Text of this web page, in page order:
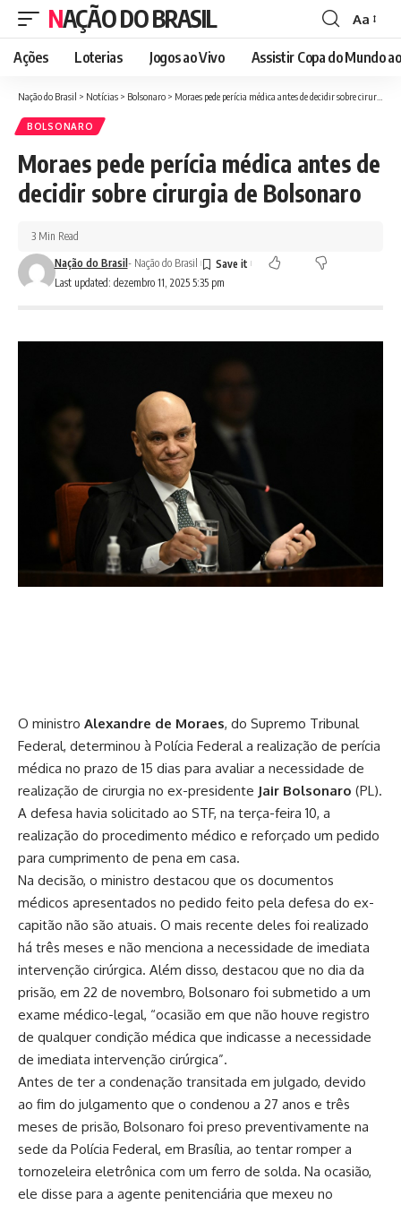
NAÇÃO DO BRASIL
Font
Resizer
Aa
Ações Loterias Jogos ao Vivo Assistir Copa do Mundo
Nação do Brasil > Notícias > Bolsonaro > Moraes pede perícia médica antes de decidir sobre cirurgia de Bolsonaro
BOLSONARO
Moraes pede perícia médica antes de
decidir sobre cirurgia de Bolsonaro
Last updated: dezembro 11, 2025 5:35 pm
Nação do Brasil- Nação do Brasil
3 Min Read
O ministro Alexandre de Moraes, do Supremo Tribunal
Federal, determinou à Polícia Federal a realização de perícia
médica no prazo de 15 dias para avaliar a necessidade de
realização de cirurgia no ex-presidente Jair Bolsonaro (PL).
A defesa havia solicitado ao STF, na terça-feira 10, a
realização do procedimento médico e reforçado um pedido
para cumprimento de pena em casa.
Na decisão, o ministro destacou que os documentos
médicos apresentados no pedido feito pela defesa do ex-
capitão não são atuais. O mais recente deles foi realizado
há três meses e não menciona a necessidade de imediata
intervenção cirúrgica. Além disso, destacou que no dia da
prisão, em 22 de novembro, Bolsonaro foi submetido a um
exame médico-legal, “ocasião em que não houve registro
de qualquer condição médica que indicasse a necessidade
de imediata intervenção cirúrgica”.
Antes de ter a condenação transitada em julgado, devido
ao fim do julgamento que o condenou a 27 anos e três
meses de prisão, Bolsonaro foi preso preventivamente na
sede da Polícia Federal, em Brasília, ao tentar romper a
tornozeleira eletrônica com um ferro de solda. Na ocasião,
ele disse para a agente penitenciária que mexeu no